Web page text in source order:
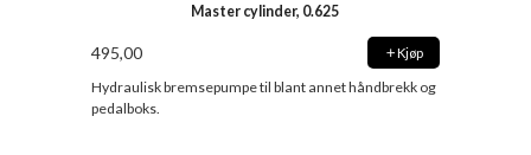
Master cylinder, 0.625
495,00 Kjøp
Hydraulisk bremsepumpe til blant annet håndbrekk og
pedalboks.